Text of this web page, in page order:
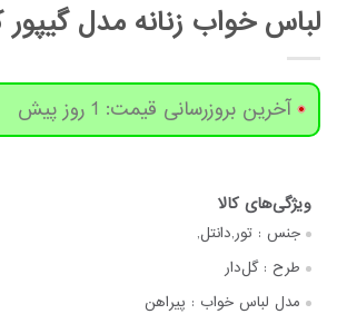
لباس خواب زنانه مدل گیپور
آخرین بروزرسانی قیمت: 1 روز پیش
جنس : تور,دانتل,
طرح : گل‌دار
مدل لباس خواب : پیراهن